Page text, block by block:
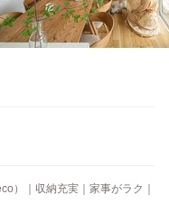
）｜収納充実｜家事がラク｜